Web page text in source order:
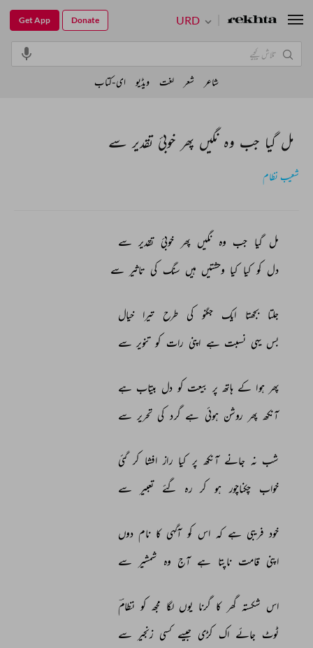
مل گیا جب وہ نگیں پھر خوبیٔ تقدیر سے
شعیب نظام
مل گیا جب وہ نگیں پھر خوبیٔ تقدیر سے
دل کو کیا کیا وحشتیں ہیں سنگ کی تاثیر سے
جلتا بجھتا ایک جگنو کی طرح تیرا خیال
بس یہی نسبت ہے اپنی رات کو تنویر سے
پھر ہوا کے ہاتھ پر بیعت کو دل بیتاب ہے
آنکھ پھر روشن ہوئی ہے گرد کی تحریر سے
شب نہ جانے آنکھ پر کیا راز افشا کر گئی
خواب
چکناچور ہو کر رہ گئے تعبیر سے
خود فریبی ہے کہ اس کو آگہی کا نام دوں
اپنی قامت ناپتا ہے آج وہ شمشیر سے
اس شکستہ گھر کا گرنا یوں لگا مجھ کو نظامؔ
ٹوٹ جائے اک کڑی جیسے کسی زنجیر سے
URD
Get App Donate
شاعر شعر لغت ویڈیو ای-کتاب